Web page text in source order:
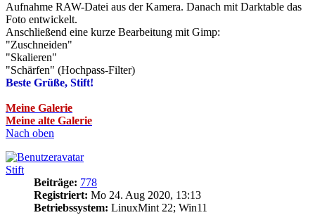
Aufnahme RAW-Datei aus der Kamera. Danach mit Darktable das
Foto entwickelt.
Anschließend eine kurze Bearbeitung mit Gimp:
"Zuschneiden"
"Skalieren"
"Schärfen" (Hochpass-Filter)
Beste Grüße, Stift!
Meine Galerie
Meine alte Galerie
Nach oben
Stift
Beiträge: 778
Registriert: Mo 24. Aug 2020, 13:13
Betriebssystem: LinuxMint 22; Win11